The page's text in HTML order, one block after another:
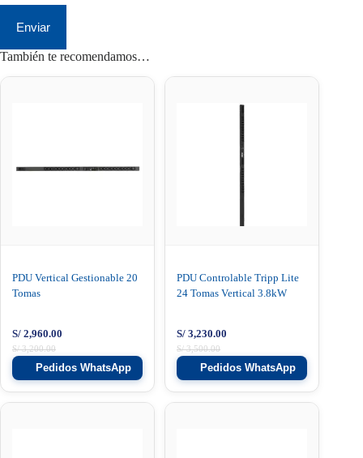
Enviar
También te recomendamos…
PDU Vertical Gestionable 20
Tomas
S/3,200.00
S/ 2,960.00
Pedidos WhatsApp
PDU Controlable Tripp Lite
24 Tomas Vertical 3.8kW
S/3,500.00
S/ 3,230.00
Pedidos WhatsApp